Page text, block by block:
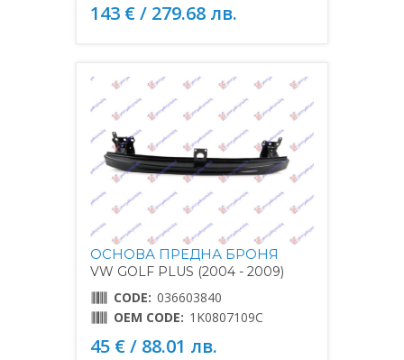
143 € / 279.68 лв.
ОСНОВА ПРЕДНА БРОНЯ
VW GOLF PLUS (2004 - 2009)
CODE: 036603840
OEM CODE: 1K0807109C
45 € / 88.01 лв.